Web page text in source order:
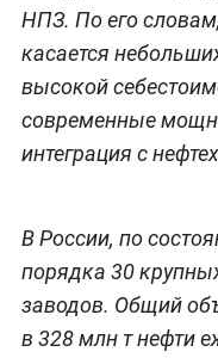
НПЗ. По его
касается
высокой
современные
интеграция с
В России, по
порядка 30
заводов. Общий
в 328 млн т нефти